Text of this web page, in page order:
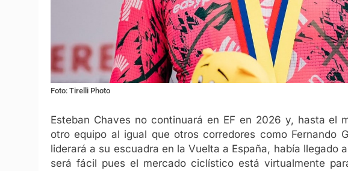
Foto: Tirelli Photo
Esteban Chaves no continuará en EF en 2026 y, hasta el
otro equipo al igual que otros corredores como Fernando
liderará a su escuadra en la Vuelta a España, había llegado
será fácil pues el mercado ciclístico está virtualmente